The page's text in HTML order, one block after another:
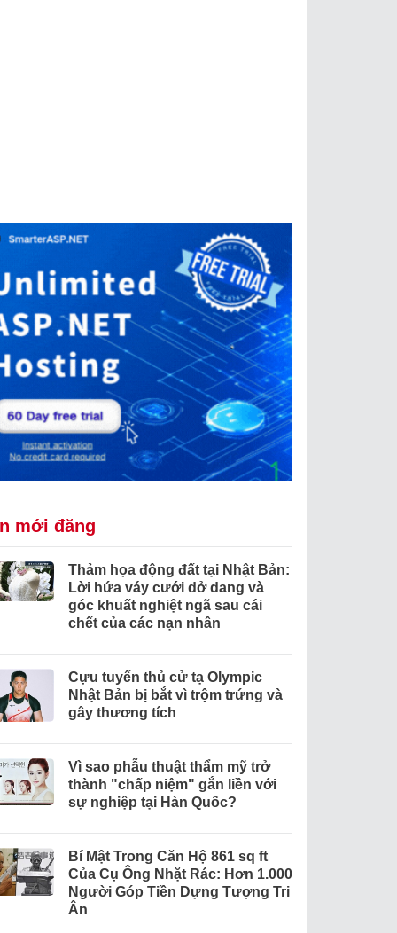
mới đăng
Thảm họa động đất tại Nhật Bản:
Lời hứa váy cưới dở dang và
góc khuất nghiệt ngã sau cái
chết của các nạn nhân
Cựu tuyển thủ cử tạ Olympic
Nhật Bản bị bắt vì trộm trứng và
gây thương tích
Vì sao phẫu thuật thẩm mỹ trở
thành "chấp niệm" gắn liền với
sự nghiệp tại Hàn Quốc?
Bí Mật Trong Căn Hộ 861 sq ft
Của Cụ Ông Nhặt Rác: Hơn 1.000
Người Góp Tiền Dựng Tượng Tri
Ân